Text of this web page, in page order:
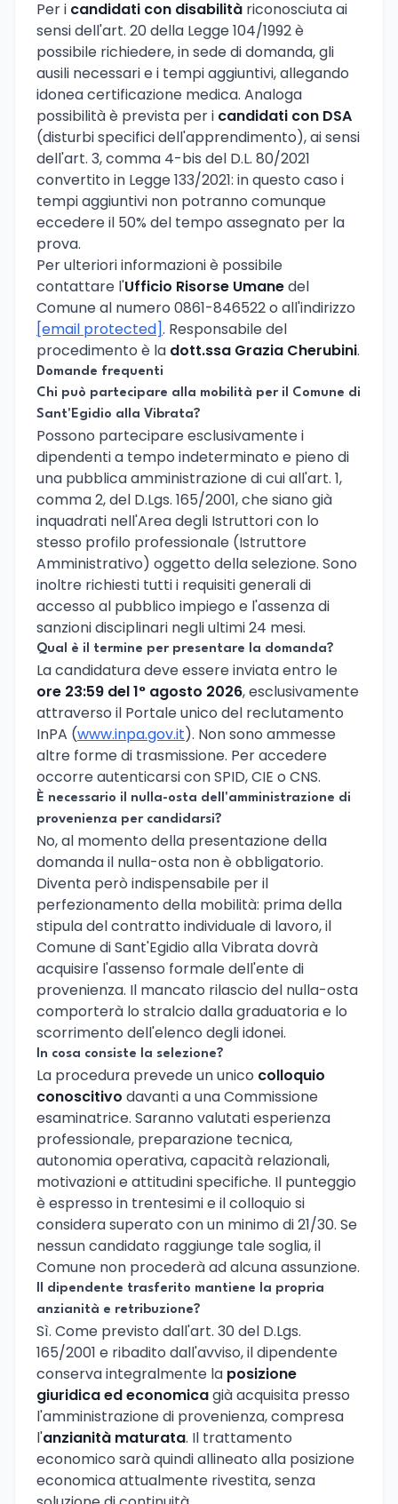
Per i candidati con disabilità riconosciuta ai
sensi dell'art. 20 della Legge 104/1992 è
possibile richiedere, in sede di domanda, gli
ausili necessari e i tempi aggiuntivi, allegando
idonea certificazione medica. Analoga
possibilità è prevista per i candidati con DSA
(disturbi specifici dell'apprendimento), ai sensi
dell'art. 3, comma 4-bis del D.L. 80/2021
convertito in Legge 133/2021: in questo caso i
tempi aggiuntivi non potranno comunque
eccedere il 50% del tempo assegnato per la
prova.
Per ulteriori informazioni è possibile
contattare l'Ufficio Risorse Umanedel
Comune al numero 0861-846522 o all'indirizzo
[email protected]. Responsabile del
procedimento è la dott.ssa Grazia Cherubini.
Domande frequenti
Chi può partecipare alla mobilità per il Comune di
Sant'Egidio alla Vibrata?
Possono partecipare esclusivamente i
dipendenti a tempo indeterminato e pieno di
una pubblica amministrazione di cui all'art. 1,
comma 2, del D.Lgs. 165/2001, che siano già
inquadrati nell'Area degli Istruttori con lo
stesso profilo professionale (Istruttore
Amministrativo) oggetto della selezione. Sono
inoltre richiesti tutti i requisiti generali di
accesso al pubblico impiego e l'assenza di
sanzioni disciplinari negli ultimi 24 mesi.
Qual è il termine per presentare la domanda?
La candidatura deve essere inviata entro le
ore 23:59 del 1° agosto 2026, esclusivamente
attraverso il Portale unico del reclutamento
InPA (www.inpa.gov.it). Non sono ammesse
altre forme di trasmissione. Per accedere
occorre autenticarsi con SPID, CIE o CNS.
È necessario il nulla-osta dell'amministrazione di
provenienza per candidarsi?
No, al momento della presentazione della
domanda il nulla-osta non è obbligatorio.
Diventa però indispensabile per il
perfezionamento della mobilità: prima della
stipula del contratto individuale di lavoro, il
Comune di Sant'Egidio alla Vibrata dovrà
acquisire l'assenso formale dell'ente di
provenienza. Il mancato rilascio del nulla-osta
comporterà lo stralcio dalla graduatoria e lo
scorrimento dell'elenco degli idonei.
In cosa consiste la selezione?
La procedura prevede un unico colloquio
conoscitivo davanti a una Commissione
esaminatrice. Saranno valutati esperienza
professionale, preparazione tecnica,
autonomia operativa, capacità relazionali,
motivazioni e attitudini specifiche. Il punteggio
è espresso in trentesimi e il colloquio si
considera superato con un minimo di 21/30. Se
nessun candidato raggiunge tale soglia, il
Comune non procederà ad alcuna assunzione.
Il dipendente trasferito mantiene la propria
anzianità e retribuzione?
Sì. Come previsto dall'art. 30 del D.Lgs.
165/2001 e ribadito dall'avviso, il dipendente
conserva integralmente la posizione
giuridica ed economicagià acquisita presso
l'amministrazione di provenienza, compresa
l'anzianità maturata. Il trattamento
economico sarà quindi allineato alla posizione
economica attualmente rivestita, senza